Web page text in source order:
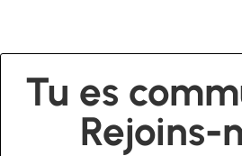
Tu es
Rejoins-